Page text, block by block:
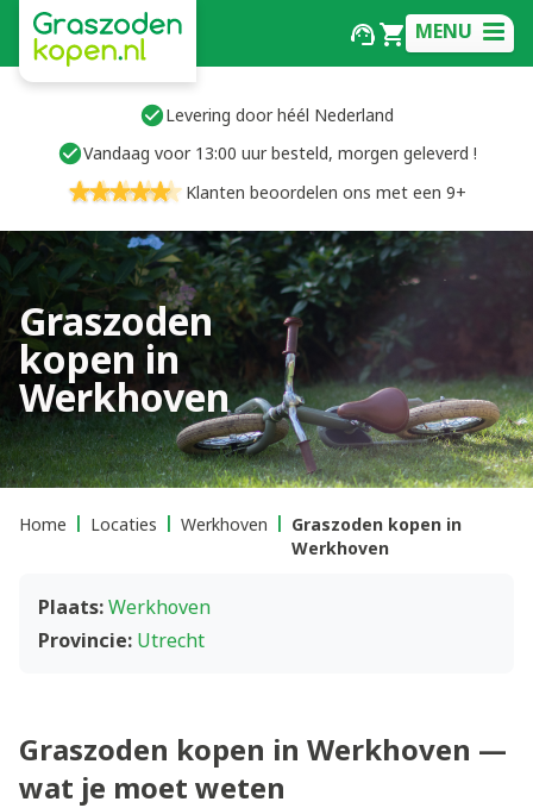
MENU
Levering door héél Nederland
Vandaag voor 13:00 uur besteld, morgen geleverd !
Klanten beoordelen ons met een 9+
Graszoden
kopen in
Werkhoven
Home Locaties Werkhoven
Graszoden kopen in
Werkhoven
Plaats:Werkhoven
Provincie: Utrecht
Graszoden kopen in Werkhoven —
wat je moet weten